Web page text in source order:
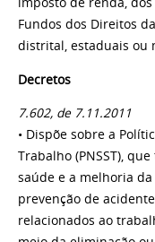
Fundos dos Direitos
distrital, estaduais ou
Decretos
7.602, de 7.11.2011
• Dispõe sobre a
Trabalho (PNSST),
saúde e a melhoria
prevenção de
relacionados ao